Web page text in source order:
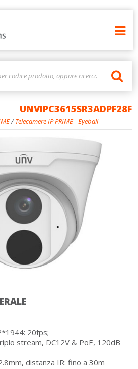
/Telecamere IP PRIME - Eyeball
UNVIPC3615SR3ADPF28F
20fps;
stream, DC12V & PoE, 120dB
distanza IR: fino a 30m